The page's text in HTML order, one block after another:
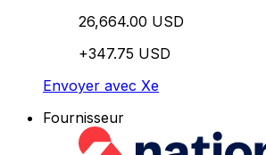
26,664.00 USD
+347.75 USD
Envoyer avec Xe
Fournisseur